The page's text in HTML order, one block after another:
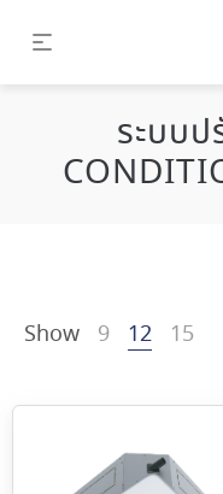
ระบบ
Show 9 12 15